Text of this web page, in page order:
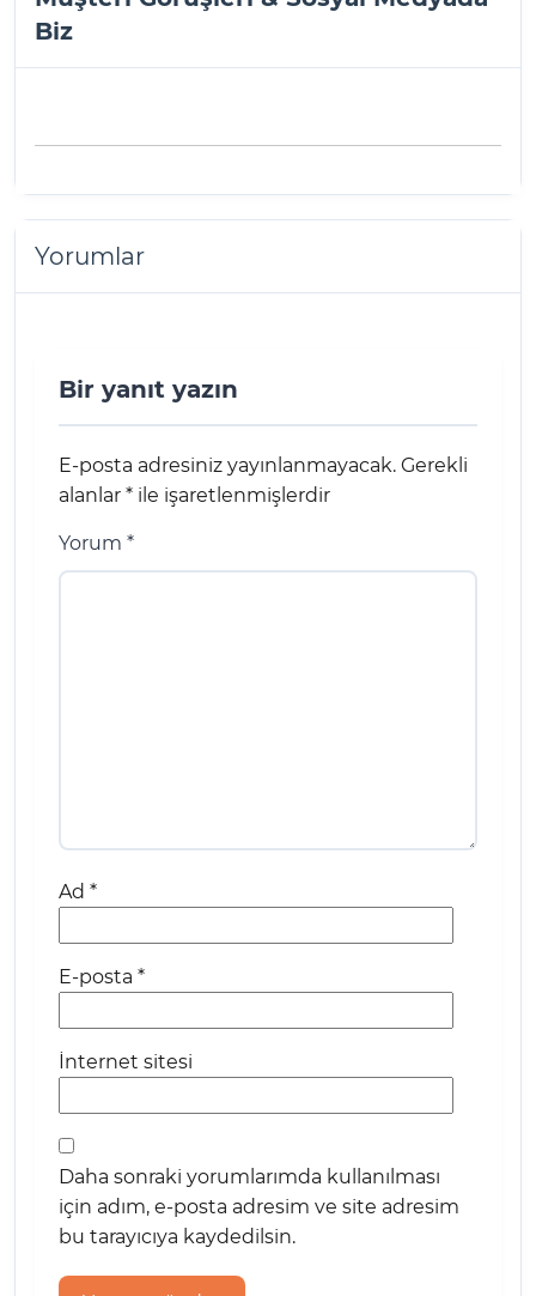
Biz
Yorumlar
Bir yanıt yazın
E-posta adresiniz yayınlanmayacak. Gerekli
alanlar * ile işaretlenmişlerdir
Yorum *
Ad *
E-posta *
İnternet sitesi
Daha sonraki yorumlarımda kullanılması
için adım, e-posta adresim ve site adresim
bu tarayıcıya kaydedilsin.